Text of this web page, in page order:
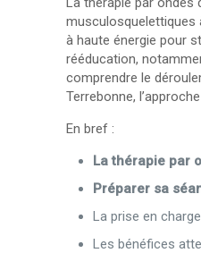
musculosquelettiques
à haute énergie pour
rééducation,
comprendre le
Terrebonne,
En bref :
La thérapie par
Préparer sa
La prise en
Les bénéfices